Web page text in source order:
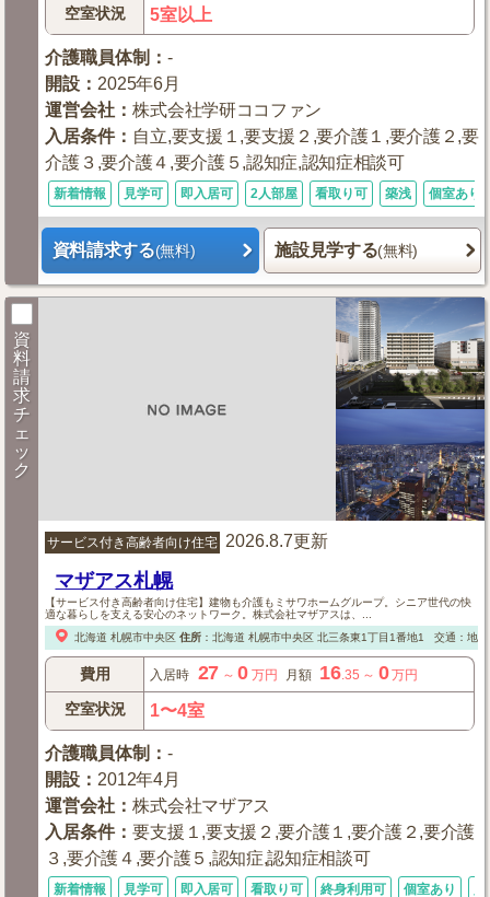
空室状況 5室以上
介護職員体制 ：-
開設 ： 2025年6月
運営会社 ：株式会社学研ココファン
入居条件： 自立,要支援１,要支援２,要介護１,要介護２,要
介護３,要介護４,要介護５,認知症,認知症相談可
新着情報 見学可 即入居可 2人部屋 看取り可 築浅 個室あり
資料請求する(無料) 施設見学する(無料)
資
料
請
求
チ
ェ
ッ
ク
サービス付き高齢者向け住宅 2026.8.7更新
マザアス札幌
【サービス付き高齢者向け住宅】建物も介護もミサワホームグループ。シニア世代の快
適な暮らしを支える安心のネットワーク。株式会社マザアスは、...
北海道 札幌市中央区 住所： 北海道 札幌市中央区北三条東1丁目1番地1 交通：地
費用 入居時 27 ～0 万円 月額 16 .35 ～ 0万円
空室状況 1〜4室
介護職員体制 ：-
開設 ： 2012年4月
運営会社 ：株式会社マザアス
入居条件：要支援１,要支援２,要介護１,要介護２,要介護
３,要介護４,要介護５,認知症,認知症相談可
新着情報 見学可 即入居可 看取り可 終身利用可 個室あり